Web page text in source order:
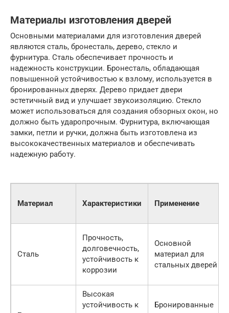
Материалы изготовления дверей
Основными материалами для изготовления дверей
являются сталь, бронесталь, дерево, стекло и
фурнитура. Сталь обеспечивает прочность и
надежность конструкции. Бронесталь, обладающая
повышенной устойчивостью к взлому, используется в
бронированных дверях. Дерево придает двери
эстетичный вид и улучшает звукоизоляцию. Стекло
может использоваться для создания обзорных окон, но
должно быть ударопрочным. Фурнитура, включающая
замки, петли и ручки, должна быть изготовлена из
высококачественных материалов и обеспечивать
надежную работу.
Материал Характеристики Применение
Сталь
Прочность,
долговечность,
устойчивость к
коррозии
Основной
материал для
стальных дверей
Высокая
устойчивость к
Бронированные